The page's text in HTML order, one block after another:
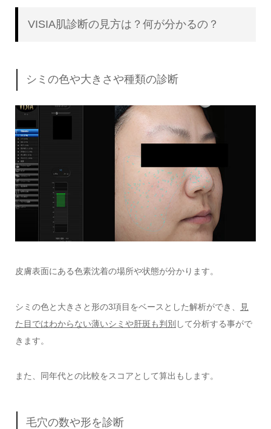
VISIA肌診断の見方は？何が分かるの？
シミの色や大きさや種類の診断
皮膚表面にある色素沈着の場所や状態が分かります。
シミの色と大きさと形の3項目をベースとした解析ができ、
見
た目ではわからない薄いシミや肝斑も判別 して分析する事がで
きます。
また、同年代との比較をスコアとして算出もします。
毛穴の数や形を診断